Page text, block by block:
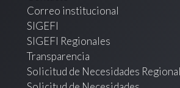
Correo institucional
SIGEFI
SIGEFI Regionales
Transparencia
Solicitud de Necesidades